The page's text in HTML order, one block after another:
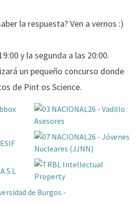
la respuesta? Ven a vernos :)
y la segunda a las 20:00.
un pequeño concurso donde
de Pint os Science.